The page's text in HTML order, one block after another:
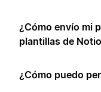
¿Cómo envío mi
plantillas de
¿Cómo puedo